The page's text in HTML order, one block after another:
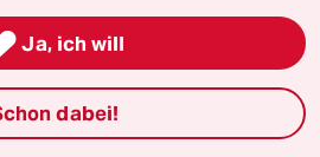
Ja, ich will
dabei!